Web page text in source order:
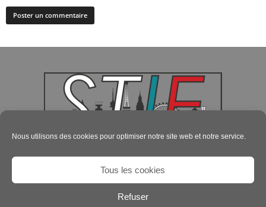
Nous utilisons des cookies pour optimiser notre site web et notre service.
Tous les cookies
Refuser